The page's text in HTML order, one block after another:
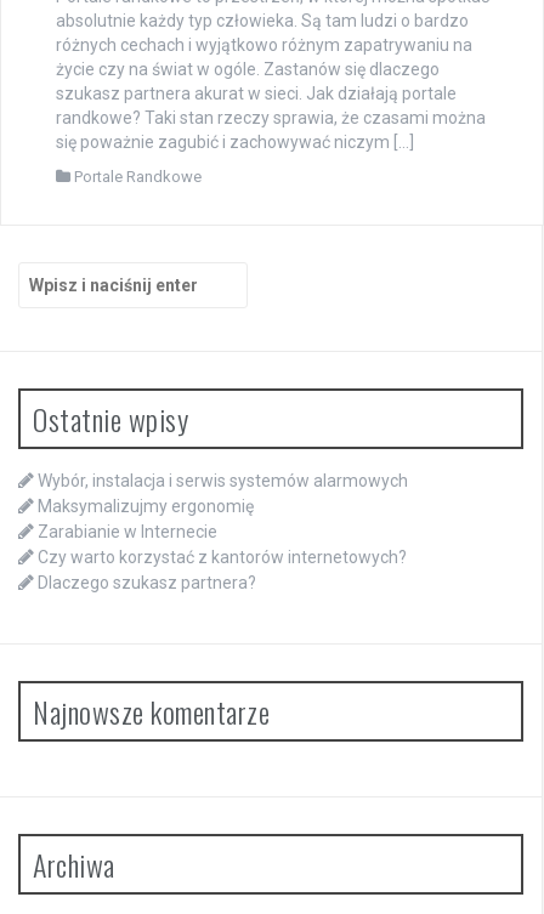
absolutnie każdy typ człowieka. Są tam ludzi o bardzo
różnych cechach i wyjątkowo różnym zapatrywaniu na
życie czy na świat w ogóle. Zastanów się dlaczego
szukasz partnera akurat w sieci. Jak działają portale
randkowe? Taki stan rzeczy sprawia, że czasami można
się poważnie zagubić i zachowywać niczym […]
Portale Randkowe
Ostatnie wpisy
Wybór, instalacja i serwis systemów alarmowych
Maksymalizujmy ergonomię
Zarabianie w Internecie
Czy warto korzystać z kantorów internetowych?
Dlaczego szukasz partnera?
Najnowsze komentarze
Archiwa